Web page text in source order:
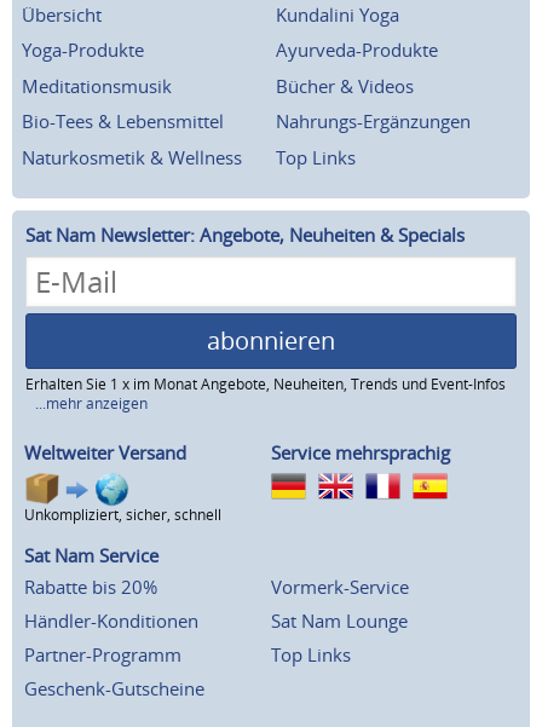
Übersicht
Kundalini Yoga
Yoga-Produkte
Ayurveda-Produkte
Meditationsmusik
Bücher & Videos
Bio-Tees & Lebensmittel
Nahrungs-Ergänzungen
Naturkosmetik & Wellness
Top Links
Sat Nam Newsletter: Angebote, Neuheiten & Specials
abonnieren
Erhalten Sie 1 x im Monat Angebote, Neuheiten, Trends und Event-Infos
...mehr anzeigen
Weltweiter Versand
Unkompliziert, sicher, schnell
Service mehrsprachig
Sat Nam Service
Rabatte bis 20%
Händler-Konditionen
Partner-Programm
Geschenk-Gutscheine
Vormerk-Service
Sat Nam Lounge
Top Links